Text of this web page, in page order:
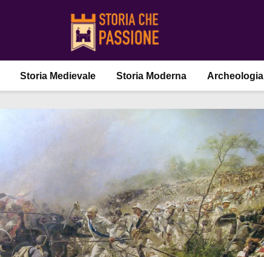
Storia Medievale Storia Moderna Archeologia